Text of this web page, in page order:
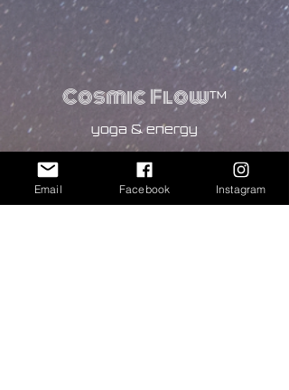
Cosmic Flow™
yoga & energy
Kontaktiere uns.
Email Facebook Instagram